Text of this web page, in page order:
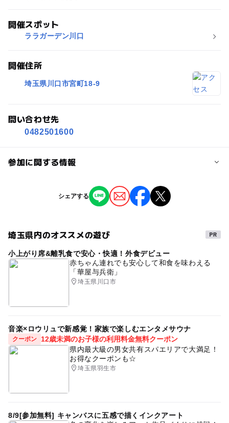
開催スポット
ララガーデン川口
開催住所
埼玉県川口市宮町18-9
問い合わせ先
0482501600
参加に関する情報
0歳･1歳･2歳の赤ちゃん(乳児･幼児)
予約/応募
予約不要
シェアする
埼玉県内のオススメの遊び
小上がり席&離乳食で安心・快適！外食デビュー
赤ちゃん連れでも安心して和食を味わえる
「華屋与兵衛」
埼玉県川口市
音楽×ロウリュで新感覚！家族で楽しむエンタメサウナ
クーポン
12歳未満のお子様の利用料金無料クーポン
県内最大級の男女共有スパエリアで大満足！
お得なクーポンも☆
埼玉県羽生市
8/9[参加無料] キャンバスに五感で描くインクアート